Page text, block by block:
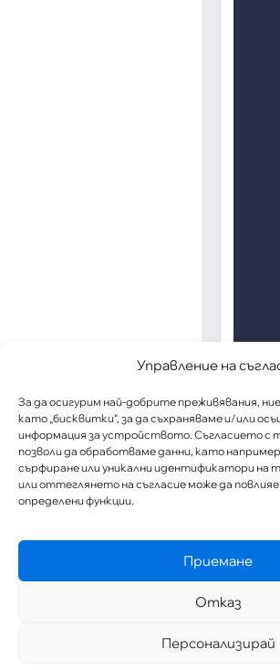
Управление на
За да осигурим най-добрите преживявания,
като „бисквитки“, за да съхраняваме и/или
информация за устройството. Съгласието с
позволи да обработваме данни, като
сърфиране или уникални идентификатори на
или оттеглянето на съгласие може да
определени функции.
Приемане
Отказ
Персонализирай